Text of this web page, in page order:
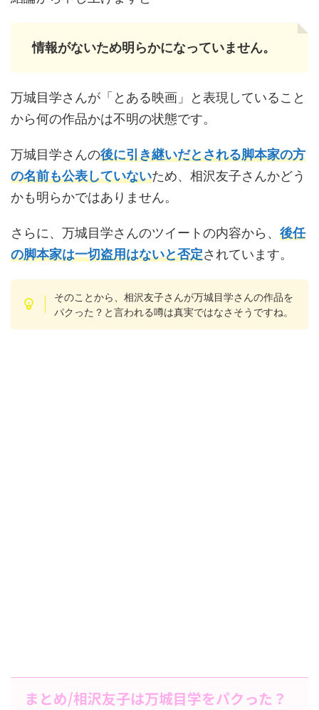
情報がないため明らかになっていません。
万城目学さんが「とある映画」と表現していること
から何の作品かは不明の状態です。
万城目学さんの後に引き継いだとされる脚本家の方
の名前も公表していないため、相沢友子さんかどう
かも明らかではありません。
さらに、万城目学さんのツイートの内容から、 後任
の脚本家は一切盗用はないと否定されています。
そのことから、相沢友子さんが万城目学さんの作品を
パクった？と言われる噂は真実ではなさそうですね。
まとめ/相沢友子は万城目学をパクった？